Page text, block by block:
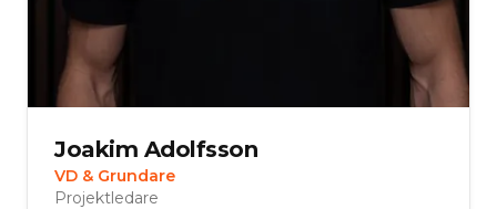
Joakim Adolfsson
VD & Grundare
Projektledare